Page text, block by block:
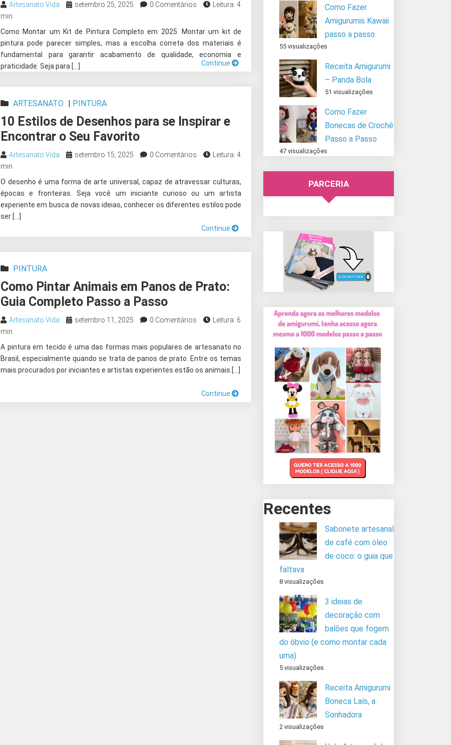
Artesanato Vida setembro 25, 2025 0 Comentários
Leitura: 4
min
Como Montar um Kit de Pintura Completo em 2025. Montar um kit de
pintura pode parecer simples, mas a escolha correta dos materiais é
fundamental para garantir acabamento de qualidade, economia e
praticidade. Seja para […]
Continue
ARTESANATO PINTURA
10 Estilos de Desenhos para se Inspirar e
Encontrar o Seu Favorito
Artesanato Vida setembro 15, 2025 0 Comentários
Leitura: 4
min
O desenho é uma forma de arte universal, capaz de atravessar culturas,
épocas e fronteiras. Seja você um iniciante curioso ou um artista
experiente em busca de novas ideias, conhecer os diferentes estilos pode
ser […]
Continue
PINTURA
Como Pintar Animais em Panos de Prato:
Guia Completo Passo a Passo
Artesanato Vida setembro 11, 2025 0 Comentários
Leitura: 6
min
A pintura em tecido é uma das formas mais populares de artesanato no
Brasil, especialmente quando se trata de panos de prato. Entre os temas
mais procurados por iniciantes e artistas experientes estão os animais […]
Continue
Como Fazer
Amigurumis Kawaii
passo a passo
55 visualizações
Receita Amigurumi
– Panda Bola
51 visualizações
Como Fazer
Bonecas de Crochê
Passo a Passo
47 visualizações
PARCERIA
Recentes
Sabonete artesanal
de café com óleo
de coco: o guia que
faltava
8 visualizações
3 ideias de
decoração com
balões que fogem
do óbvio (e como montar cada
uma)
5 visualizações
Receita Amigurumi
Boneca Laís, a
Sonhadora
2 visualizações